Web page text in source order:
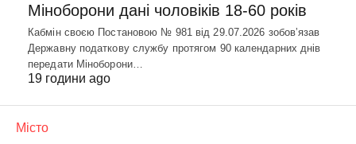
Міноборони дані чоловіків 18-60 років
Кабмін своєю Постановою № 981 від 29.07.2026 зобовʼязав
Державну податкову службу протягом 90 календарних днів
передати Міноборони…
19 години ago